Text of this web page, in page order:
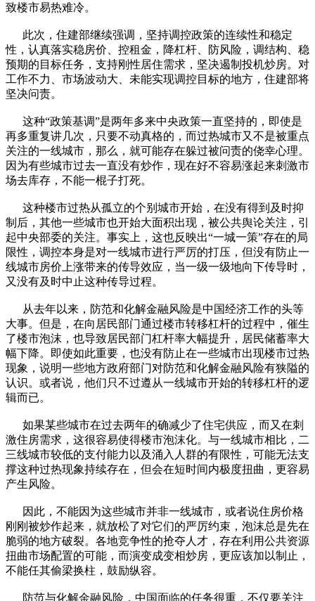
致楼市易热难冷。
此次，住建部继续强调，坚持调控政策的连续性和稳定
性，认真落实稳房价、控租金，降杠杆、防风险，调结构、稳
预期的目标任务，支持刚性居住需求，坚决遏制投机炒房。对
工作不力、市场波动大、未能实现调控目标的地方，住建部将
坚决问责。
这种“政策基调”是两年多来中央政策一直坚持的，即使是
再多重复讲几次，只要不动真格的，而过热城市又不是被重点
关注的一线城市，那么，就可能存在躲过被问责的侥幸心理。
因为有些城市过去一直没有炒作，现在好不容易涨起来刺激市
场去库存，不能一棍子打死。
这种楼市过热从孤立的个别城市开始，在没有得到及时抑
制后，其他一些城市也开始大面积出现，被公共舆论关注，引
起中央部委的关注。事实上，这也反映出“一城一策”存在的局
限性，调控本身是对一线城市进行严厉的打压，但没有防止一
线城市房价上涨带来的传导效应，当一级一级地向下传导时，
又没有及时中止这种传导过程。
从去年以来，防范和化解金融风险是中国经济工作的头等
大事。但是，在向居民部门通过楼市转移杠杆的过程中，催生
了楼市泡沫，也导致居民部门杠杆率大幅提升，居民储蓄率大
幅下降。即使如此重要，也没有防止在一些城市出现楼市过热
现象，说明一些地方政府部门对防范和化解金融风险有狭隘的
认识。或者说，他们只不过遵从一线城市开始的转移杠杆的逻
辑而已。
如果某些城市在过去两年的确减少了住宅供应，而又在刺
激住房需求，这很容易使得楼市泡沫化。与一线城市相比，二
三线城市较低的支付能力以及涌入人群的有限性，可能无法支
撑这种过热现象持续存在，但会在短时间内极度扭曲，更容易
产生风险。
因此，不能因为这些城市并非一线城市，或者说住房价格
刚刚被炒作起来，就放松了对它们的严厉约束，泡沫总是先在
脆弱的地方破裂。各地竞争性的抢夺人才，存在利用公共资源
扭曲市场配置的可能，而演变成变相炒房，更应该加以制止，
不能任其偷梁换柱，鼓励纵容。
防范与化解金融风险，中国面临的任务很重，不仅要关注